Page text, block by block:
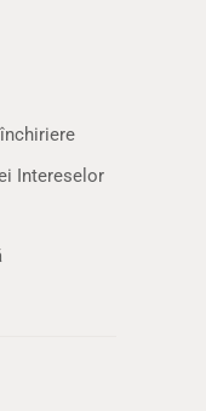
Intereselor